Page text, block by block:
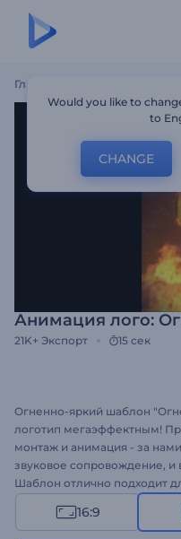
Главная
Анимация лого:
21K+ Экспорт 15 сек
Огненно-яркий шаблон
логотип мегаэффектным!
монтаж и анимация - за
звуковое сопровождение, и
Шаблон отлично подходит
сайтов и презентаций,
многого другого.
16:9
Would you like to
to
CHANGE